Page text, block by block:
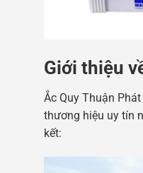
Giới thiệu
Ắc Quy Thuận
thương hiệu uy tín
kết: